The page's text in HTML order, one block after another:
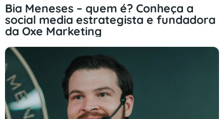
Bia Meneses – quem é? Conheça a
social media estrategista e fundadora
da Oxe Marketing